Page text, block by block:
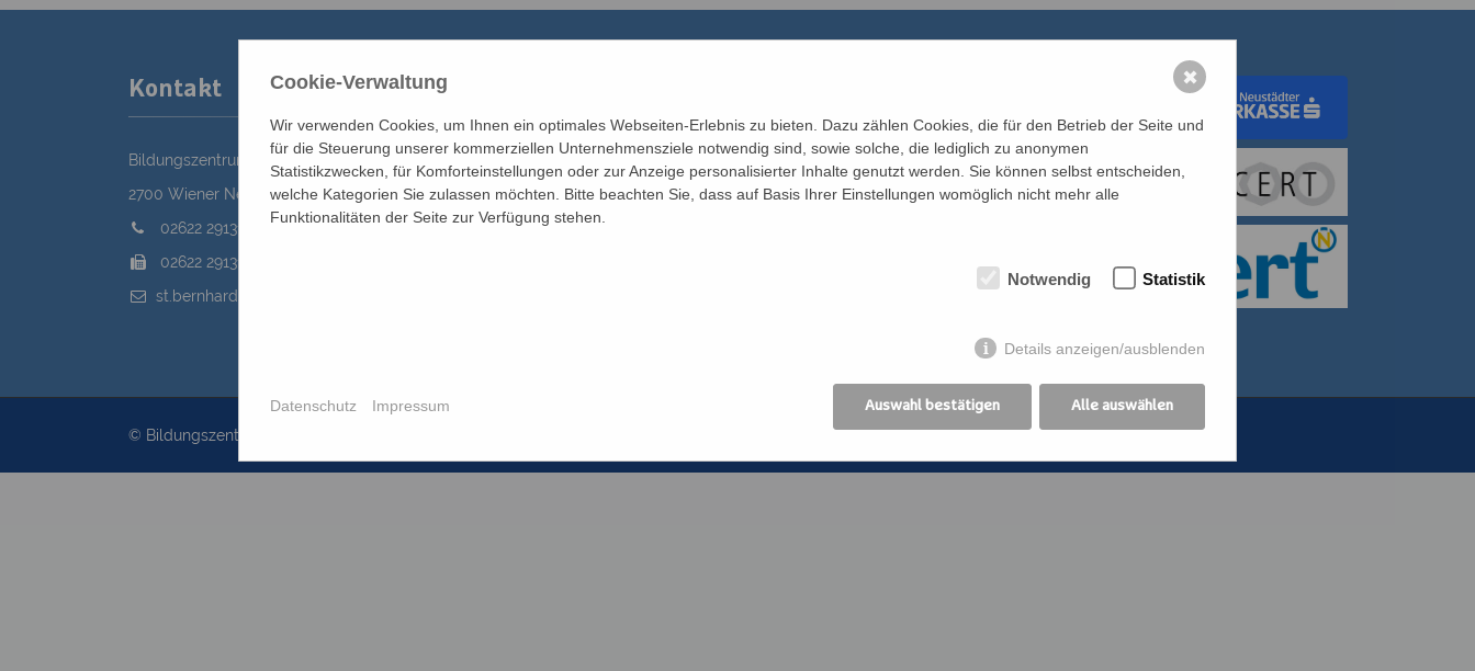
Kontakt
Bildungszentrum St. Bernhard der Erzdiözese Wien
2700 Wiener Neustadt, Domplatz 1
02622 29131
02622 29131-5040
st.bernhard@edw.or.at
Newsletter
Förderverein
Anreise
Katholisches Bildungswerk Wien
Bildung Regional
Kirchliches Bibliothekswerk der
© Bildungszentrum St.Bernhard 2026
Cookie-Verwaltung
Wir verwenden Cookies, um Ihnen ein optimales Webseiten-Erlebnis zu bieten. Dazu zählen Cookies, die für den Betrieb der Seite und
für die Steuerung unserer kommerziellen Unternehmensziele notwendig sind, sowie solche, die lediglich zu anonymen
Statistikzwecken, für Komforteinstellungen oder zur Anzeige personalisierter Inhalte genutzt werden. Sie können selbst entscheiden,
welche Kategorien Sie zulassen möchten. Bitte beachten Sie, dass auf Basis Ihrer Einstellungen womöglich nicht mehr alle
Funktionalitäten der Seite zur Verfügung stehen.
Notwendig Statistik
Details anzeigen/ausblenden
Auswahl bestätigen Alle auswählen
Datenschutz Impressum
✖